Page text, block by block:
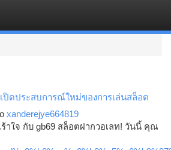
ปิดประสบการณ์ใหม่ของการเล่นสล็อต
xanderejye664819
าใจ กับ gb69 สล็อตฝากวอเลท! วันนี้ คุณ